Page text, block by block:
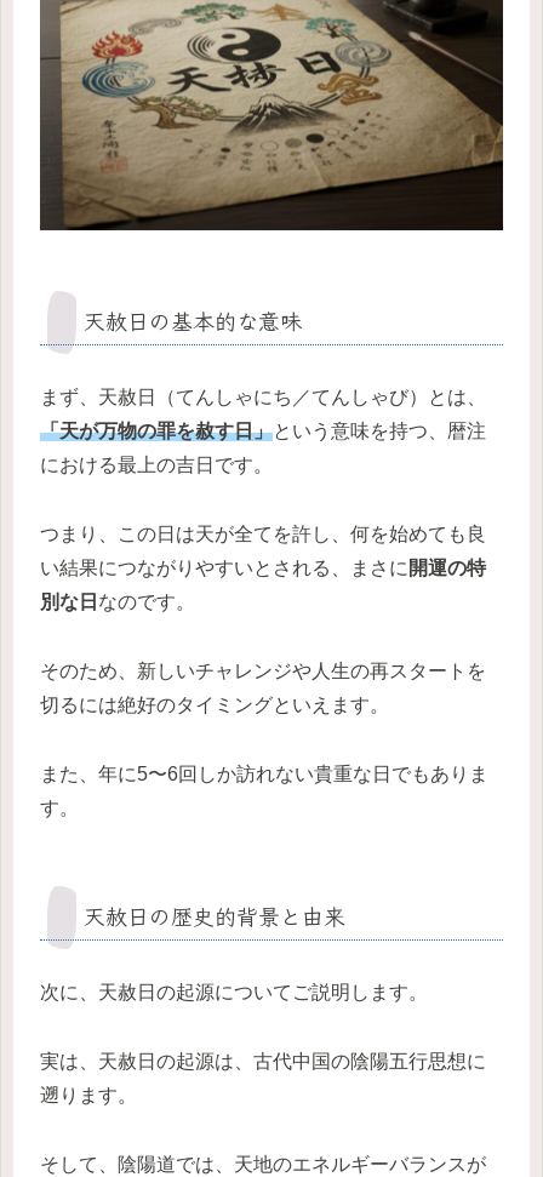
天赦日の基本的な意味
まず、天赦日（てんしゃにち／てんしゃび）とは、
「天が万物の罪を赦す日」という意味を持つ、暦注
における最上の吉日です。
つまり、この日は天が全てを許し、何を始めても良
い結果につながりやすいとされる、まさに 開運の特
別な日 なのです。
そのため、新しいチャレンジや人生の再スタートを
切るには絶好のタイミングといえます。
また、年に5〜6回しか訪れない貴重な日でもありま
す。
天赦日の歴史的背景と由来
次に、天赦日の起源についてご説明します。
実は、天赦日の起源は、古代中国の陰陽五行思想に
遡ります。
そして、陰陽道では、天地のエネルギーバランスが